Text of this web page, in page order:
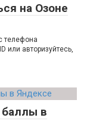
на Озоне
телефона
или авторизуйтесь,
баллы в